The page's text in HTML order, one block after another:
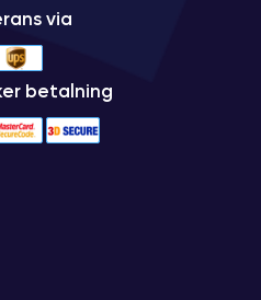
via
betalning